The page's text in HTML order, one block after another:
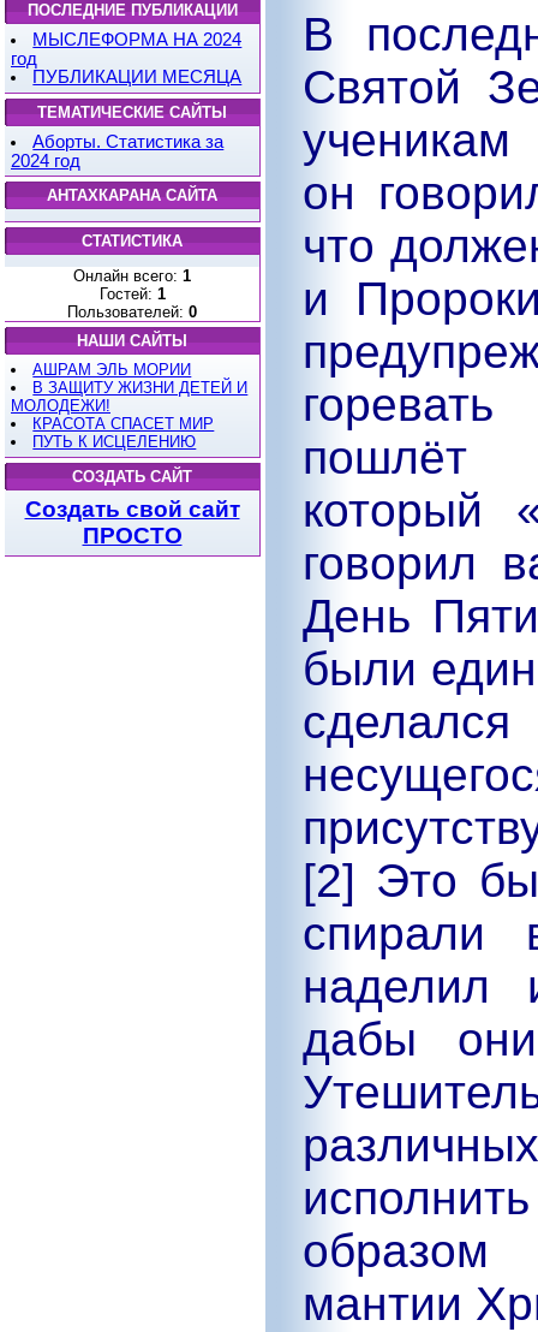
ПОСЛЕДНИЕ ПУБЛИКАЦИИ
МЫСЛЕФОРМА НА 2024
год
ПУБЛИКАЦИИ МЕСЯЦА
ТЕМАТИЧЕСКИЕ САЙТЫ
Аборты. Статистика за
2024 год
АНТАХКАРАНА САЙТА
СТАТИСТИКА
Онлайн всего: 1
Гостей: 1
Пользователей: 0
НАШИ САЙТЫ
АШРАМ ЭЛЬ МОРИИ
В ЗАЩИТУ ЖИЗНИ ДЕТЕЙ И
МОЛОДЕЖИ!
КРАСОТА СПАСЕТ МИР
ПУТЬ К ИСЦЕЛЕНИЮ
СОЗДАТЬ САЙТ
Создать свой сайт
ПРОСТО
В
Святой
он
что
и
пошлёт
который
говорил
День
были
[2] Это
спирали
наделил
дабы они
образом
мантии